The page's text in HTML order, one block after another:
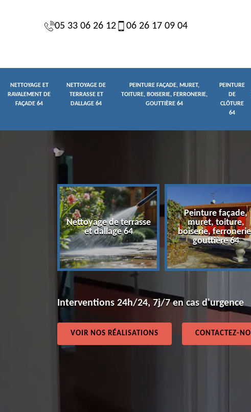
05 33 06 26 12 06 26 17 09 04
NETTOYAGE ET
RAVALEMENT DE
FAÇADE 64
NETTOYAGE DE
TERRASSE ET
DALLAGE 64
PEINTURE FAÇADE, MURET,
TOITURE, BOISERIE, FERRONERIE,
GOUTTIÈRE 64
PEINTURE
DE
CLÔTURE
64
Nettoyage de terrasse
et dallage 64
Peinture façade,
muret, toiture,
boiserie,
gouttière 64
Interventions 24h/24, 7j/7 en cas d'urgence
VOIR NOS RÉALISATIONS CONTACTEZ-